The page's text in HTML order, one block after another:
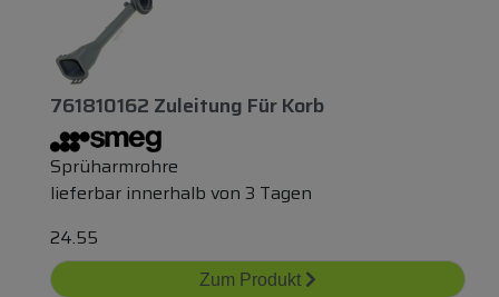
761810162 Zuleitung Für Korb
Sprüharmrohre
lieferbar innerhalb von 3 Tagen
24.55
Zum Produkt